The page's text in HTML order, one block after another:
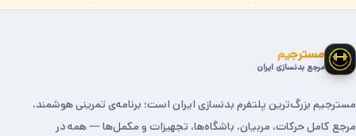
مسترجیم
مرجع بدنسازی ایران
مسترجیم بزرگ‌ترین پلتفرم بدنسازی ایران است؛ برنامه‌ی تمرینی هوشمند،
مرجع کامل حرکات، مربیان، باشگاه‌ها، تجهیزات و مکمل‌ها — همه در